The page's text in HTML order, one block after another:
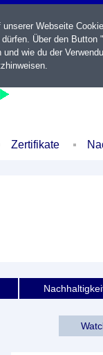
Zertifikate
Webseite
Über den Button
wie du der
.